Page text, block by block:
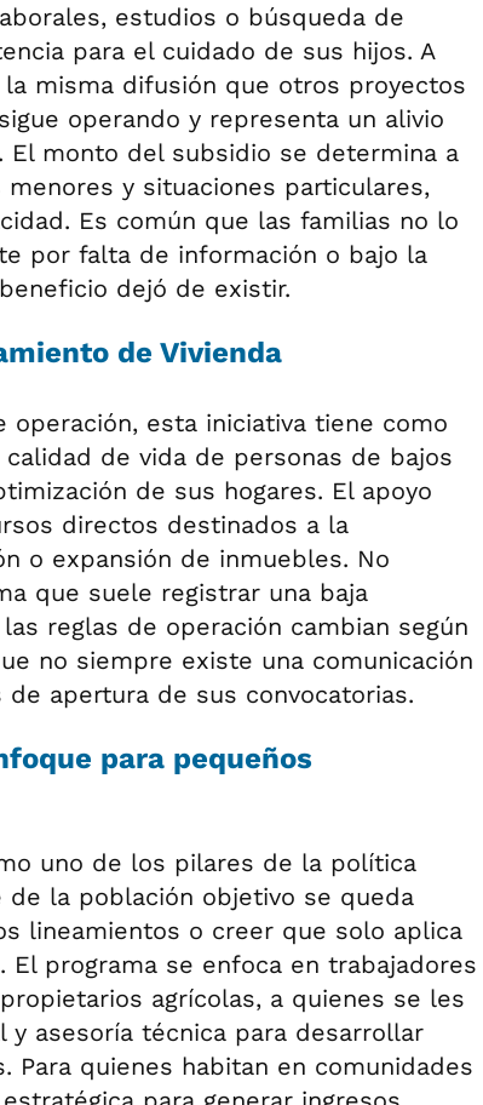
estudios o búsqueda de
para el cuidado de sus hijos. A
misma difusión que otros proyectos
operando y representa un alivio
El monto del subsidio se determina a
y situaciones particulares,
Es común que las familias no lo
por falta de información o bajo la
dejó de existir.
de Vivienda
operación, esta iniciativa tiene como
de vida de personas de bajos
de sus hogares. El apoyo
directos destinados a la
o expansión de inmuebles. No
que suele registrar una baja
reglas de operación cambian según
no siempre existe una comunicación
apertura de sus convocatorias.
para pequeños
uno de los pilares de la política
de la población objetivo se queda
lineamientos o creer que solo aplica
El programa se enfoca en trabajadores
agrícolas, a quienes se les
y asesoría técnica para desarrollar
Para quienes habitan en comunidades